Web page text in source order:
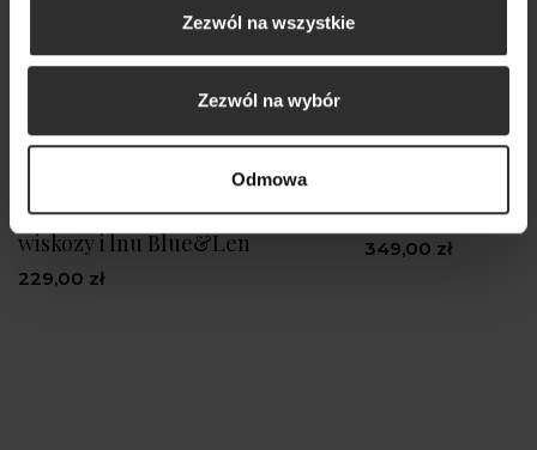
Zezwól na wszystkie
Zezwól na wybór
Odmowa
Shorty w kolorze niebieskim z
wiskozy i lnu Blue&Len
229,00 zł
Bluzka Felicidad
349,00 zł